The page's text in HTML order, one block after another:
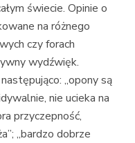
świecie. Opinie o
na różnego
czy forach
wydźwięk.
„opony są
nie ucieka na
przyczepność,
„bardzo dobrze